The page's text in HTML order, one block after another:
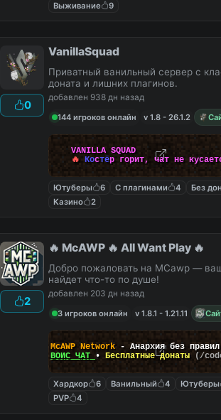
Выживание
9
0
VanillaSquad
Приватный ванильный сервер с
доната и лишних плагинов.
добавлен 938 дн назад
144 игроков онлайн
v 1.8 - 26.1.2
VANILLA SQUAD
🔥 Костёр горит, чат не кусает
Ютуберы 6 С плагинами 4 Без
Казино
2
2
🔥 McAWP 🔥 All Want Play 🔥
Добро пожаловать на MCawp —
найдет что-то по душе!
добавлен 203 дн назад
3 игроков онлайн
v 1.8.1 - 1.21.11
McAWP Network - Анархия без
ВОЙС ЧАТ
• Бесплатные донаты (/
Хардкор 6 Ванильный 4 Ютуберы
PVP
4